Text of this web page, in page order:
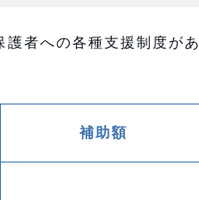
者への各種支援制度があ
補助額